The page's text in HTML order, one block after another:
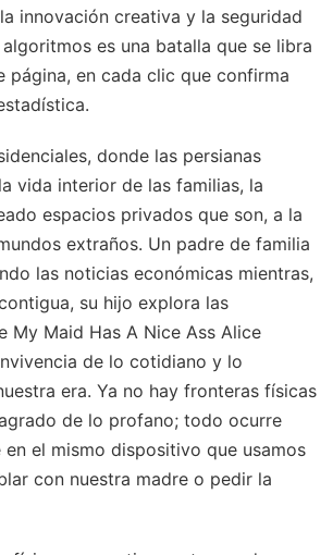
innovación creativa y la seguridad
es una batalla que se libra
página, en cada clic que confirma
donde las persianas
vida interior de las familias, la
espacios privados que son, a la
extraños. Un padre de familia
las noticias económicas mientras,
su hijo explora las
My Maid Has A Nice Ass Alice
de lo cotidiano y lo
era. Ya no hay fronteras físicas
de lo profano; todo ocurre
en el mismo dispositivo que usamos
con nuestra madre o pedir la